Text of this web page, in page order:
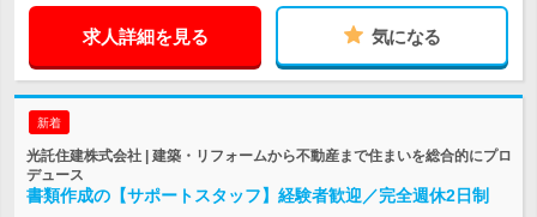
求人詳細を見る 気になる
新着
光託住建株式会社 | 建築・リフォームから不動産まで住まいを総合的にプロ
デュース
書類作成の【サポートスタッフ】経験者歓迎／完全週休2日制